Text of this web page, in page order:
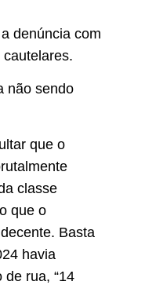
denúncia com
não sendo
que o
classe
que o
Basta
havia
rua, “14